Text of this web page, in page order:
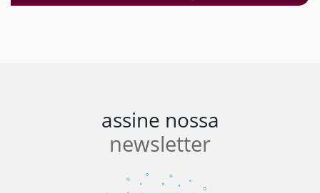
assine nossa
newsletter